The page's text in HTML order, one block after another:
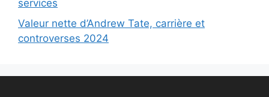
services
Valeur nette d’Andrew Tate, carrière et
controverses 2024